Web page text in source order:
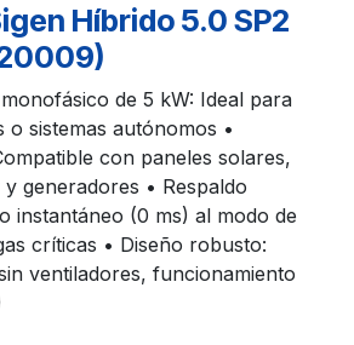
Híbrido 5.0 SP2
de 5 kW: Ideal para
o sistemas autónomos •
con paneles solares,
generadores • Respaldo
instantáneo (0 ms) al modo de
críticas • Diseño robusto:
ventiladores, funcionamiento